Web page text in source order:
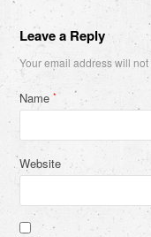
Leave a Reply
Your email address will not
Name*
Website